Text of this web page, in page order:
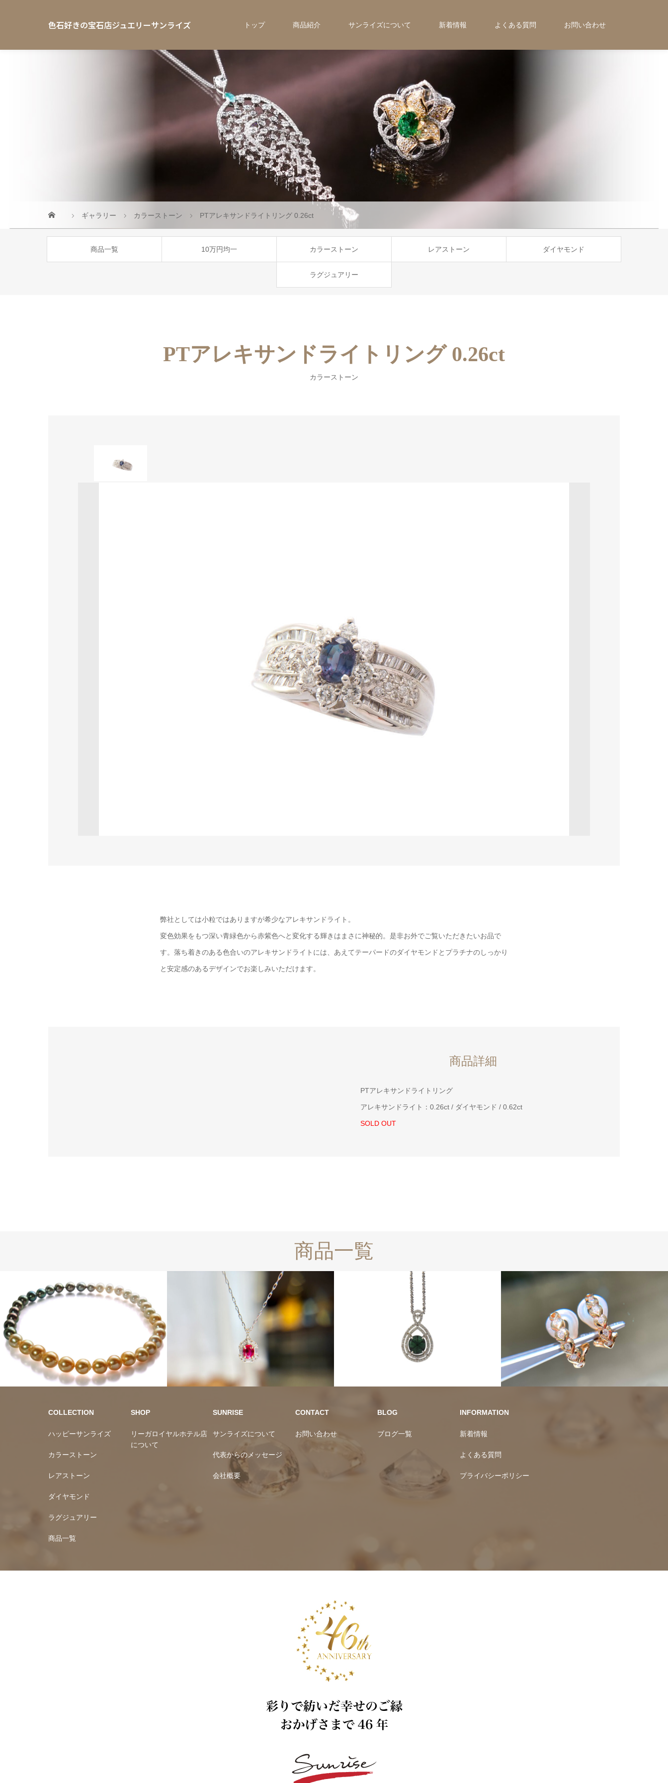
色石好きの宝石店ジュエリーサンライズ トップ 商品紹介 サンライズについて 新着情報 よくある質問 お問い合わせ
ギャラリー カラーストーン PTアレキサンドライトリング 0.26ct
商品一覧 10万円均一 カラーストーン レアストーン ダイヤモンド
ラグジュアリー
PTアレキサンドライトリング 0.26ct
カラーストーン
弊社としては小粒ではありますが希少なアレキサンドライト。
変色効果をもつ深い青緑色から赤紫色へと変化する輝きはまさに神秘的。是非お外でご覧いただきたいお品で
す。落ち着きのある色合いのアレキサンドライトには、あえてテーパードのダイヤモンドとプラチナのしっかり
と安定感のあるデザインでお楽しみいただけます。
商品詳細
PTアレキサンドライトリング
アレキサンドライト：0.26ct / ダイヤモンド / 0.62ct
SOLD OUT
商品一覧
カラーストーン 10万円均一
COLLECTION
ハッピーサンライズ
カラーストーン
レアストーン
ダイヤモンド
ラグジュアリー
商品一覧
SHOP
リーガロイヤルホテル店
について
SUNRISE
サンライズについて
代表からのメッセージ
会社概要
CONTACT
お問い合わせ
BLOG
ブログ一覧
INFORMATION
新着情報
よくある質問
プライバシーポリシー